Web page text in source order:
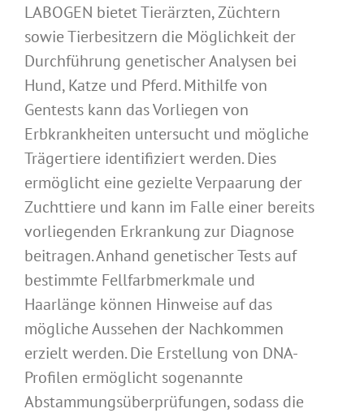
LABOGEN bietet Tierärzten, Züchtern
sowie Tierbesitzern die Möglichkeit der
Durchführung genetischer Analysen bei
Hund, Katze und Pferd. Mithilfe von
Gentests kann das Vorliegen von
Erbkrankheiten untersucht und mögliche
Trägertiere identifiziert werden. Dies
ermöglicht eine gezielte Verpaarung der
Zuchttiere und kann im Falle einer bereits
vorliegenden Erkrankung zur Diagnose
beitragen. Anhand genetischer Tests auf
bestimmte Fellfarbmerkmale und
Haarlänge können Hinweise auf das
mögliche Aussehen der Nachkommen
erzielt werden. Die Erstellung von DNA-
Profilen ermöglicht sogenannte
Abstammungsüberprüfungen, sodass die